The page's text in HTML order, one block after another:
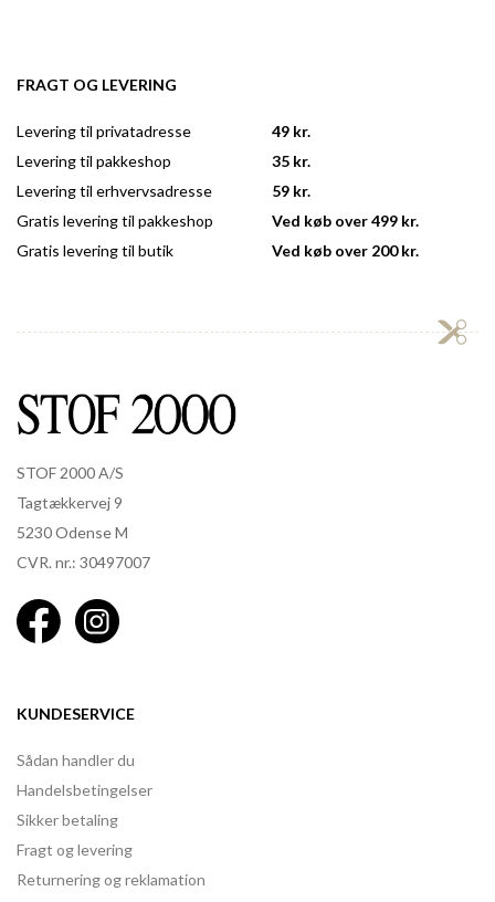
FRAGT OG LEVERING
Levering til privatadresse
Levering til pakkeshop
Levering til erhvervsadresse
Gratis levering til pakkeshop
Gratis levering til butik
49 kr.
35 kr.
59 kr.
Ved køb over 499 kr.
Ved køb over 200 kr.
STOF 2000 A/S
Tagtækkervej 9
5230 Odense M
CVR. nr.: 30497007
KUNDESERVICE
Sådan handler du
Handelsbetingelser
Sikker betaling
Fragt og levering
Returnering og reklamation